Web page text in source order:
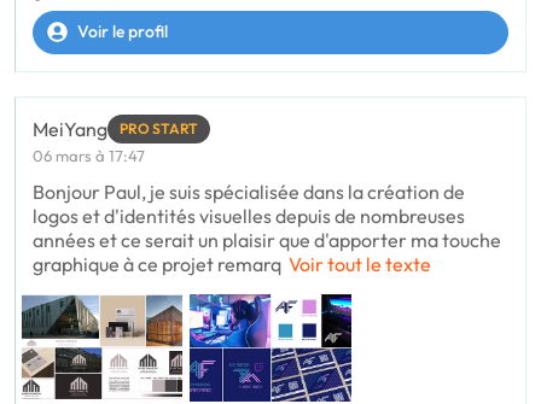
Voir le profil
MeiYang PRO START
06 mars à 17:47
Bonjour Paul, je suis spécialisée dans la création de
logos et d'identités visuelles depuis de nombreuses
années et ce serait un plaisir que d'apporter ma touche
graphique à ce projet remarq Voir tout le texte